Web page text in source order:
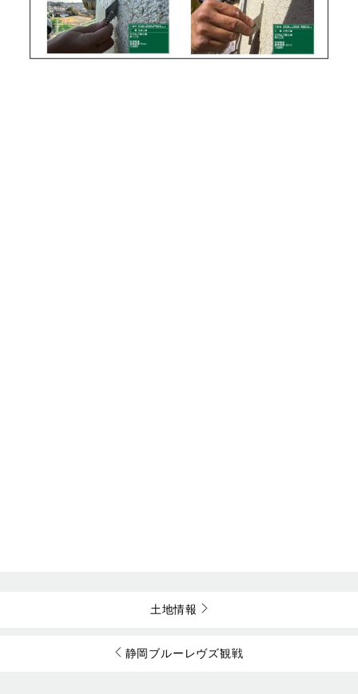
土地情報
静岡ブルーレヴズ観戦